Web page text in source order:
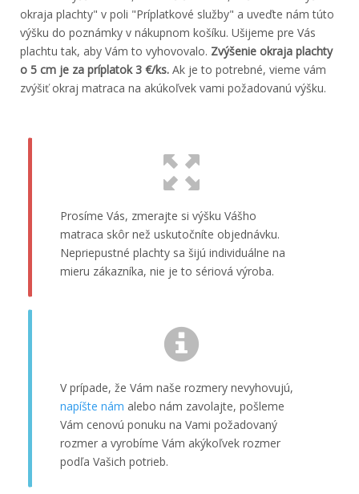
okraja plachty" v poli "Príplatkové služby" a uveďte nám túto
výšku do poznámky v nákupnom košíku. Ušijeme pre Vás
plachtu tak, aby Vám to vyhovovalo. Zvýšenie okraja plachty
o 5 cm je za príplatok 3 €/ks. Ak je to potrebné, vieme vám
zvýšiť okraj matraca na akúkoľvek vami požadovanú výšku.
Prosíme Vás, zmerajte si výšku Vášho
matraca skôr než uskutočníte objednávku.
Nepriepustné plachty sa šijú individuálne na
mieru zákazníka, nie je to sériová výroba.
V prípade, že Vám naše rozmery nevyhovujú,
napíšte nám alebo nám zavolajte, pošleme
Vám cenovú ponuku na Vami požadovaný
rozmer a vyrobíme Vám akýkoľvek rozmer
podľa Vašich potrieb.